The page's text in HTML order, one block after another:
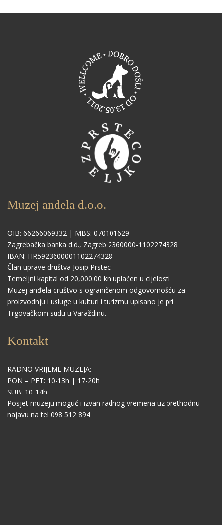
Muzej anđela d.o.o.
OIB: 66266069332 | MBS: 070101629
Zagrebačka banka d.d., Zagreb 2360000-1102274328
IBAN: HR5923600001102274328
Član uprave društva Josip Prstec
Temeljni kapital od 20,000.00 kn uplaćen u cijelosti
Muzej anđela društvo s ograničenom odgovornošću za
proizvodnju i usluge u kulturi i turizmu upisano je pri
Trgovačkom sudu u Varaždinu.
Kontakt
RADNO VRIJEME MUZEJA:
PON – PET: 10-13h | 17-20h
SUB: 10-14h
Posjet muzeju moguć i izvan radnog vremena uz prethodnu
najavu na tel 098 512 894